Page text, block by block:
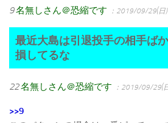
9名無しさん＠恐縮です ：2019/09/29(日
最近大島は引退投手の相手ば
損してるな
22名無しさん＠恐縮です ：2019/09/29(
>>9